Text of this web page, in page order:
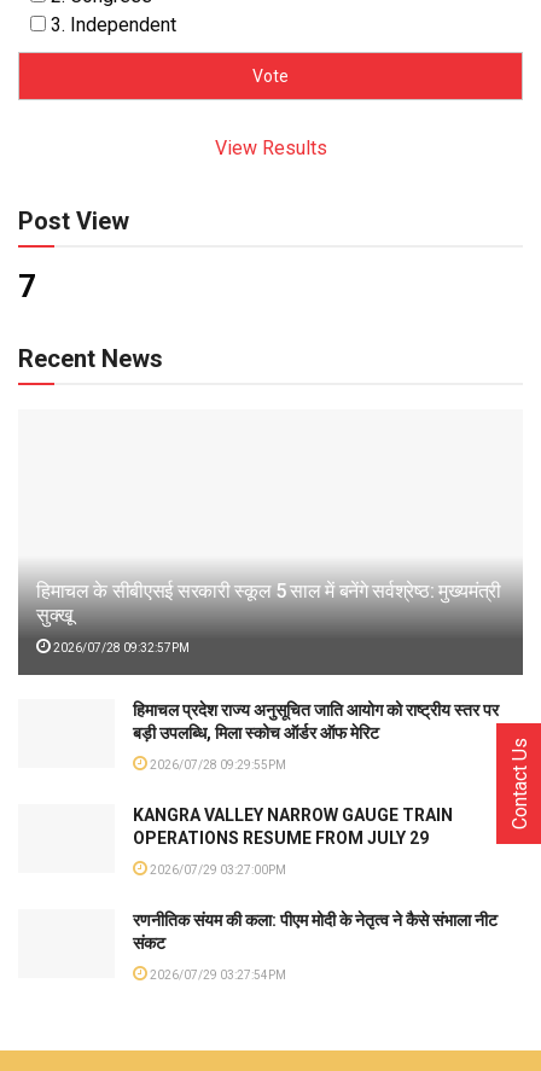
3. Independent
View Results
Post View
7
Recent News
हिमाचल के सीबीएसई सरकारी स्कूल 5 साल में बनेंगे सर्वश्रेष्ठ: मुख्यमंत्री
सुक्खू
2026/07/28 09:32:57PM
हिमाचल प्रदेश राज्य अनुसूचित जाति आयोग को राष्ट्रीय स्तर पर
बड़ी उपलब्धि, मिला स्कोच ऑर्डर ऑफ मेरिट
2026/07/28 09:29:55PM
KANGRA VALLEY NARROW GAUGE TRAIN
OPERATIONS RESUME FROM JULY 29
2026/07/29 03:27:00PM
रणनीतिक संयम की कला: पीएम मोदी के नेतृत्व ने कैसे संभाला नीट
संकट
2026/07/29 03:27:54PM
Contact Us